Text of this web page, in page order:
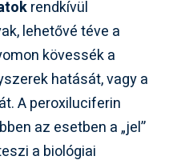
rendkívül
lehetővé téve a
kövessék a
hatását, vagy a
A peroxiluciferin
az esetben a „jel”
a biológiai